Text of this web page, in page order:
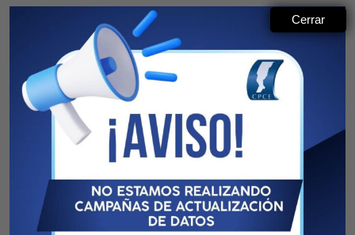
RECURSOS A TU DISPOSICIÓN
Modelos CENCYA: Estructuras base actualizadas.
Notas de 1ra Aplicación: Modelos para el comparativo.
TRANSICIÓN –
Cerrar